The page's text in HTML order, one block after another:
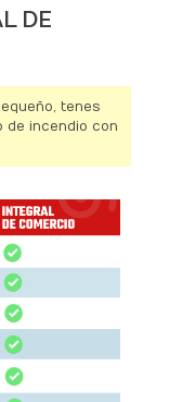
DE
tenes
de incendio con